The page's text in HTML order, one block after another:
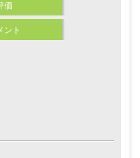
価
ント